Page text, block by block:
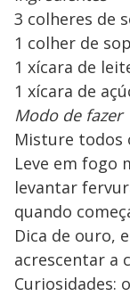
3 colheres de
1 colher de
1 xícara de
1 xícara de
Modo de fazer
Misture todos
Leve em fogo
levantar
quando
Dica de ouro,
acrescentar a
Curiosidades: